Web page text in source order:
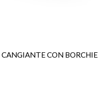
CON BORCHIE